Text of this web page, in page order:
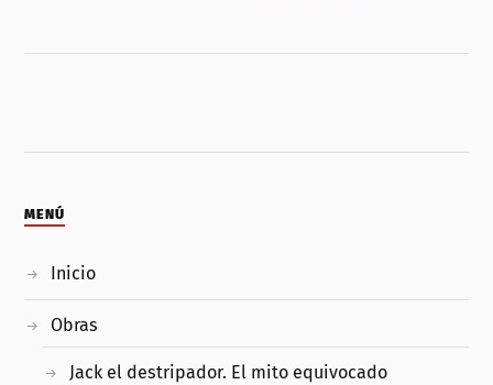
MENÚ
Inicio
Obras
Jack el destripador. El mito equivocado